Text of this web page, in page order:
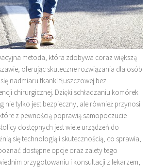
metoda, która zdobywa coraz większą
oferując skuteczne rozwiązania dla osób
nadmiaru tkanki tłuszczowej bez
chirurgicznej. Dzięki schładzaniu komórek
nie tylko jest bezpieczny, ale również przynosi
z pewnością poprawią samopoczucie
dostępnych jest wiele urządzeń do
się technologią i skutecznością, co sprawia,
dostępne opcje oraz zalety tego
przygotowaniu i konsultacji z lekarzem,